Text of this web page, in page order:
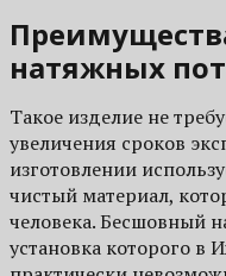
натяжных
Такое изделие не
увеличения сроков
изготовлении
чистый материал,
человека. Бесшовный
установка которого в